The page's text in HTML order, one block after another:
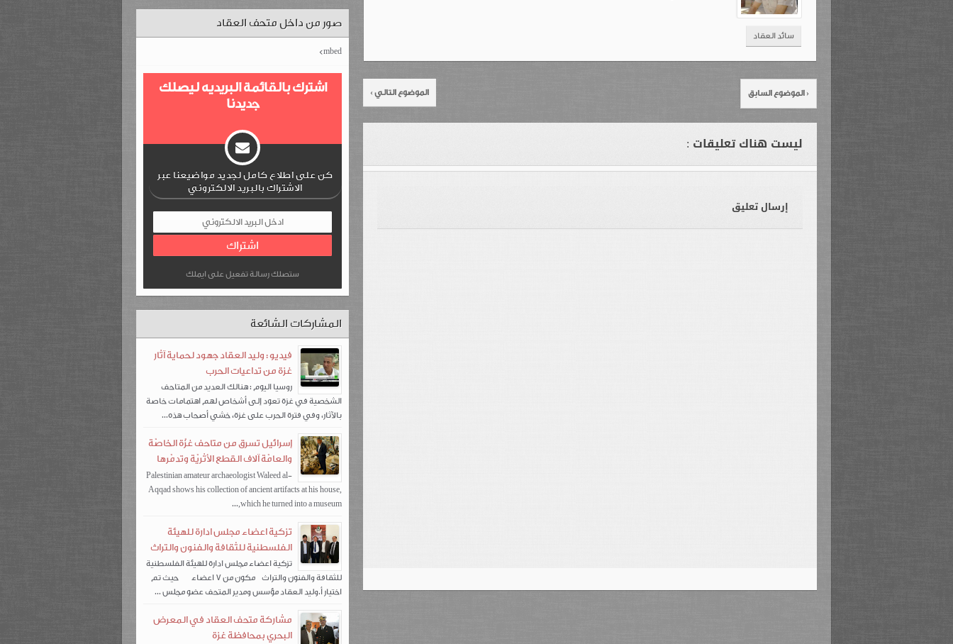
سائد العقاد
‹ الموضوع السابق الموضوع التالي ›
ليست هناك تعليقات :
إرسال تعليق
صور من داخل متحف العقاد
mbed>
اشترك بالقائمة البريديه ليصلك
جديدنا
كن على اطلاع كامل لجديد مواضيعنا عبر
الاشتراك بالبريد الالكتروني
ستصلك رسالة تفعيل على ايملك
المشاركات الشائعة
فيديو : وليد العقاد جهود لحماية آثار
غزة من تداعيات الحرب
روسيا اليوم : هنالك العديد من المتاحف
الشخصية في غزة تعود إلى أشخاص لهم اهتمامات خاصة
بالآثار، وفي فترة الحرب على غزة، خشي أصحاب هذه...
إسرائيل تسرق من متاحف غزّة الخاصّة
والعامّة آلاف القطع الأثريّة وتدمّرها
Palestinian amateur archaeologist Waleed al-
Aqqad shows his collection of ancient artifacts at his house,
which he turned into a museum,...
تزكية اعضاء مجلس ادارة للهيئة
الفلسطنية للثقافة والفنون والتراث
تزكية اعضاء مجلس ادارة للهيئة الفلسطنية
للثقافة والفنون والتراث مكون من 7 اعضاء حيث تم
اختيار أ.وليد العقاد مؤسس ومدير المتحف عضو مجلس ...
مشاركة متحف العقاد في المعرض
البحري بمحافظة غزة